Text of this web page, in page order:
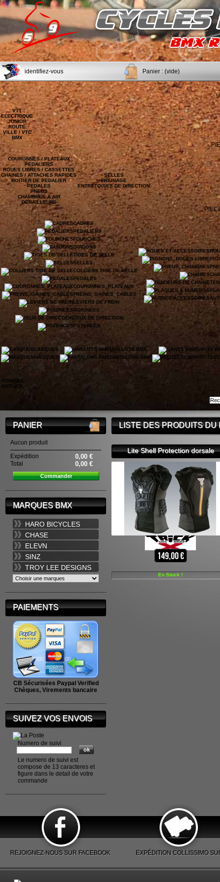
identifiez-vous Panier : (vide)
VTT
ELECTRIQUE
JUNIOR
ROUTE
VILLE / VTC
BMX
COURONNES / PLATEAUX
PEDALIERS
ROUES LIBRES / CASSETTES
CHAINES / ATTACHES RAPIDES
BOITIER DE PEDALIER
PEDALES
PNEUS
CHAMBRES A AIR
DERAILLEURS
SELLES
FREINAGE
ENTRETOISES DE DIRECTION
CADRES
PEDALIERS
FOURCHES
GUIDONS
TIGES DE SELLE
SELLES
COLLIERS TIGE DE SELLE
PEDALES
COURONNES, PLATEAUX
FREINS, GAINES, CABLES
LEVIERS DE FREIN
POIGNEES
JEUX DE DIRECTION
POTENCES
CASQUES
MASQUES
MAILLOTS BMX
PANTALONS BMX
GANTS
POMPES
ANTI-VOL
PANIER
Aucun produit
Expédition
0,00 €
Total 0,00 €
Commander
MARQUES BMX
HARO BICYCLES
CHASE
ELEVN
SINZ
TROY LEE DESIGNS
PAIEMENTS
CB Sécurisées Paypal Verified
Chèques, Virements bancaire
SUIVEZ VOS ENVOIS
Numero de suivi
Le numero de suivi est
compose de 13 caracteres et
figure dans le detail de votre
commande
LISTE DES PRODUITS DU
Lite Shell Protection dorsale
149,00 €
En Stock !
REJOIGNEZ-NOUS SUR FACEBOOK EXPÉDITION COLLISSIMO